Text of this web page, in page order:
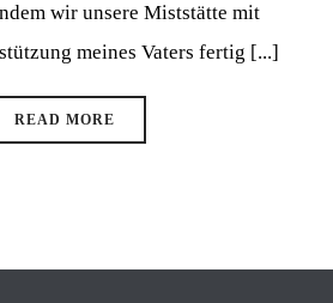
wir unsere Miststätte mit
meines Vaters fertig [...]
READ MORE